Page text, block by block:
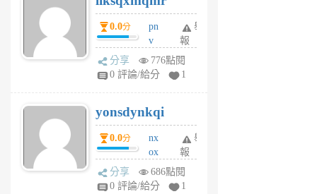
個
月
前
0.0分
pn
v
wt
sv
6
個
月
前
舉
報
分享
776點閱
0 評論/給分
1
yonsdynkqi
0.0分
nx
ox
rh
pe
舉
報
分享
686點閱
0 評論/給分
1